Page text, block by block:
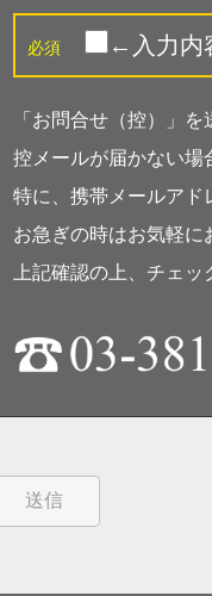
必須 ←入力内
「お問合せ（控）」
控メールが届かない場
特に、携帯メールアド
お急ぎの時はお気軽に
上記確認の上、チェッ